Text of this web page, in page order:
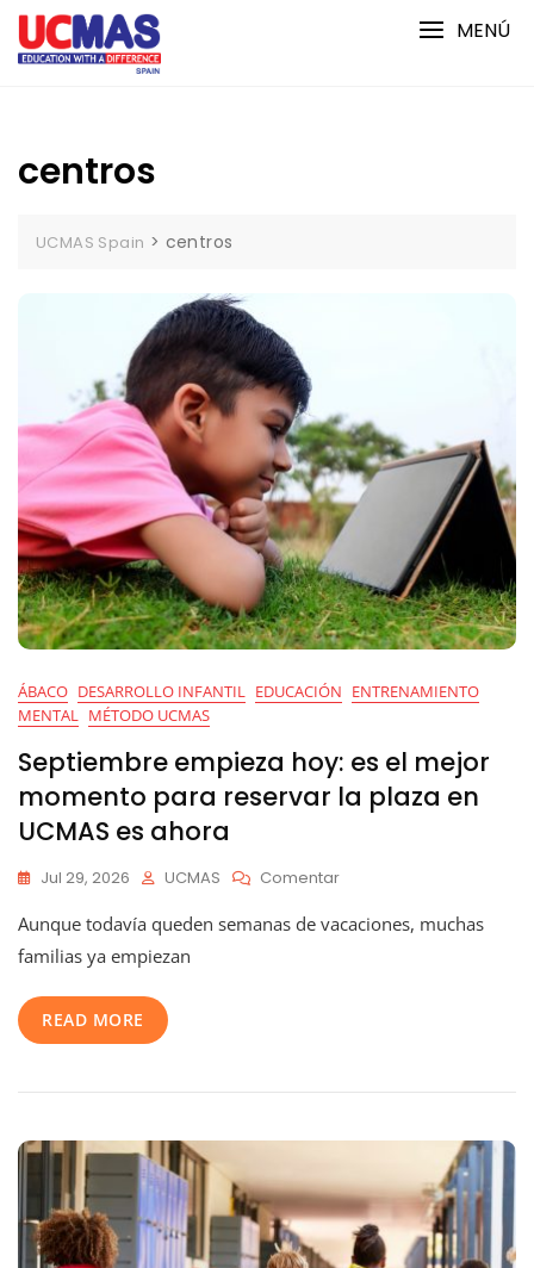
Saltar
contenido
MENÚ
centros
UCMAS Spain > centros
ÁBACO DESARROLLO INFANTIL EDUCACIÓN ENTRENAMIENTO
MENTAL MÉTODO UCMAS
Septiembre empieza hoy: es el mejor
momento para reservar la plaza en
UCMAS es ahora
Jul 29, 2026 UCMAS ComentarEn
Empieza
Reservar
Plaza
UCMAS
Es
Ahora
Aunque todavía queden semanas de vacaciones, muchas
familias ya empiezan
READ MORE